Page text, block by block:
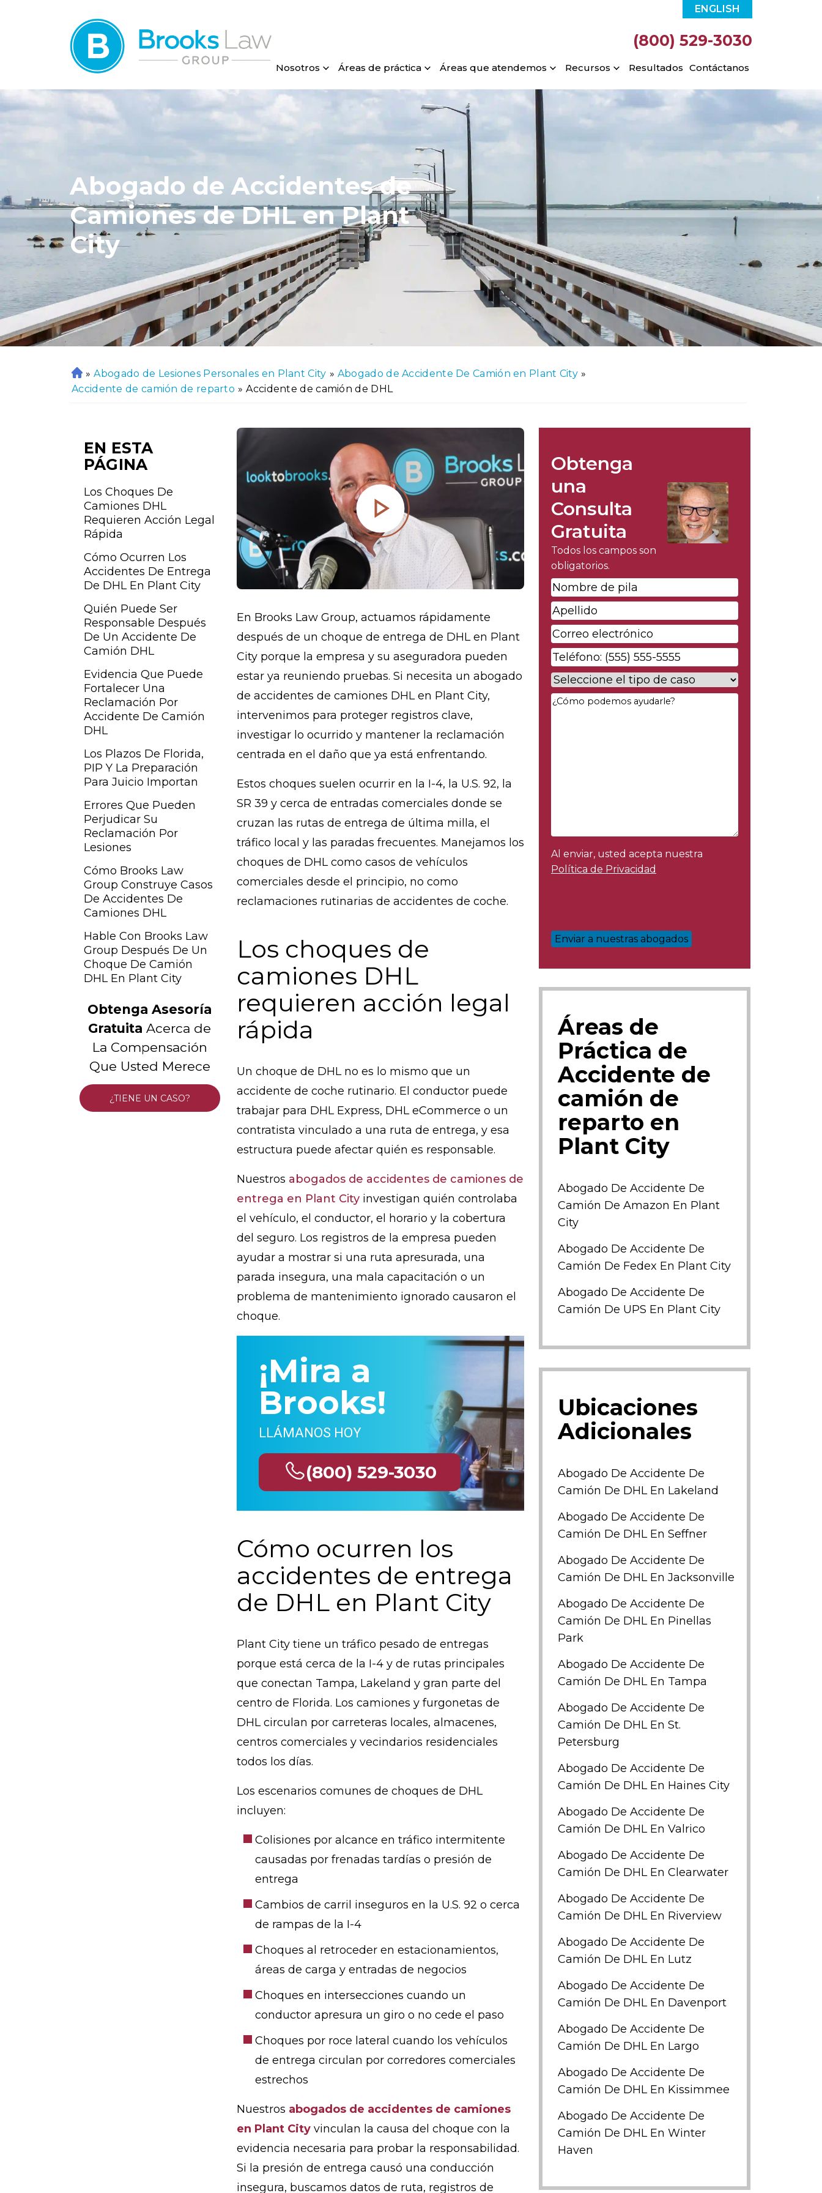
ENGLISH
(800) 529-3030
Nosotros Áreas de práctica Áreas que atendemos Recursos Resultados Contáctanos
Abogado de Accidentes de
Camiones de DHL en Plant
City
In
ici
» Abogado de Lesiones Personales en Plant City » Abogado de Accidente De Camión en Plant City »
Accidente de camión de reparto » Accidente de camión de DHL
EN ESTA
PÁGINA
Los Choques De
Camiones DHL
Requieren Acción Legal
Rápida
Cómo Ocurren Los
Accidentes De Entrega
De DHL En Plant City
Quién Puede Ser
Responsable Después
De Un Accidente De
Camión DHL
Evidencia Que Puede
Fortalecer Una
Reclamación Por
Accidente De Camión
DHL
Los Plazos De Florida,
PIP Y La Preparación
Para Juicio Importan
Errores Que Pueden
Perjudicar Su
Reclamación Por
Lesiones
Cómo Brooks Law
Group Construye Casos
De Accidentes De
Camiones DHL
Hable Con Brooks Law
Group Después De Un
Choque De Camión
DHL En Plant City
Obtenga Asesoría
Gratuita Acerca de
La Compensación
Que Usted Merece
¿TIENE UN CASO?
En Brooks Law Group, actuamos rápidamente
después de un choque de entrega de DHL en Plant
City porque la empresa y su aseguradora pueden
estar ya reuniendo pruebas. Si necesita un abogado
de accidentes de camiones DHL en Plant City,
intervenimos para proteger registros clave,
investigar lo ocurrido y mantener la reclamación
centrada en el daño que ya está enfrentando.
Estos choques suelen ocurrir en la I-4, la U.S. 92, la
SR 39 y cerca de entradas comerciales donde se
cruzan las rutas de entrega de última milla, el
tráfico local y las paradas frecuentes. Manejamos los
choques de DHL como casos de vehículos
comerciales desde el principio, no como
reclamaciones rutinarias de accidentes de coche.
Los choques de
camiones DHL
requieren acción legal
rápida
Un choque de DHL no es lo mismo que un
accidente de coche rutinario. El conductor puede
trabajar para DHL Express, DHL eCommerce o un
contratista vinculado a una ruta de entrega, y esa
estructura puede afectar quién es responsable.
Nuestros abogados de accidentes de camiones de
entrega en Plant City investigan quién controlaba
el vehículo, el conductor, el horario y la cobertura
del seguro. Los registros de la empresa pueden
ayudar a mostrar si una ruta apresurada, una
parada insegura, una mala capacitación o un
problema de mantenimiento ignorado causaron el
choque.
¡Mira a
Brooks!
LLÁMANOS HOY
(800) 529-3030
Cómo ocurren los
accidentes de entrega
de DHL en Plant City
Plant City tiene un tráfico pesado de entregas
porque está cerca de la I-4 y de rutas principales
que conectan Tampa, Lakeland y gran parte del
centro de Florida. Los camiones y furgonetas de
DHL circulan por carreteras locales, almacenes,
centros comerciales y vecindarios residenciales
todos los días.
Los escenarios comunes de choques de DHL
incluyen:
Colisiones por alcance en tráfico intermitente
causadas por frenadas tardías o presión de
entrega
Cambios de carril inseguros en la U.S. 92 o cerca
de rampas de la I-4
Choques al retroceder en estacionamientos,
áreas de carga y entradas de negocios
Choques en intersecciones cuando un
conductor apresura un giro o no cede el paso
Choques por roce lateral cuando los vehículos
de entrega circulan por corredores comerciales
estrechos
Nuestros abogados de accidentes de camiones
en Plant City vinculan la causa del choque con la
evidencia necesaria para probar la responsabilidad.
Si la presión de entrega causó una conducción
insegura, buscamos datos de ruta, registros de
Obtenga
una
Consulta
Gratuita
Todos los campos son
obligatorios.
Nombre
de
pila*
Apellido*
Correo
electrónico*
Phone*
Case
Type*
Your
Al enviar, usted acepta nuestra
Política de Privacidad
Áreas de
Práctica de
Accidente de
camión de
reparto en
Plant City
Abogado De Accidente De
Camión De Amazon En Plant
City
Abogado De Accidente De
Camión De Fedex En Plant City
Abogado De Accidente De
Camión De UPS En Plant City
Ubicaciones
Adicionales
Abogado De Accidente De
Camión De DHL En Lakeland
Abogado De Accidente De
Camión De DHL En Seffner
Abogado De Accidente De
Camión De DHL En Jacksonville
Abogado De Accidente De
Camión De DHL En Pinellas
Park
Abogado De Accidente De
Camión De DHL En Tampa
Abogado De Accidente De
Camión De DHL En St.
Petersburg
Abogado De Accidente De
Camión De DHL En Haines City
Abogado De Accidente De
Camión De DHL En Valrico
Abogado De Accidente De
Camión De DHL En Clearwater
Abogado De Accidente De
Camión De DHL En Riverview
Abogado De Accidente De
Camión De DHL En Lutz
Abogado De Accidente De
Camión De DHL En Davenport
Abogado De Accidente De
Camión De DHL En Largo
Abogado De Accidente De
Camión De DHL En Kissimmee
Abogado De Accidente De
Camión De DHL En Winter
Haven